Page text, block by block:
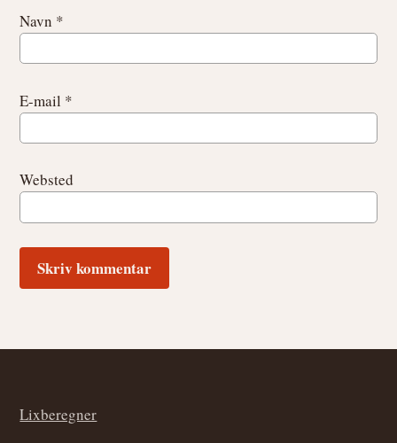
Navn *
E-mail *
Websted
Footer
Lixberegner